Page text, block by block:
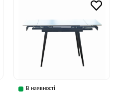
В наявності